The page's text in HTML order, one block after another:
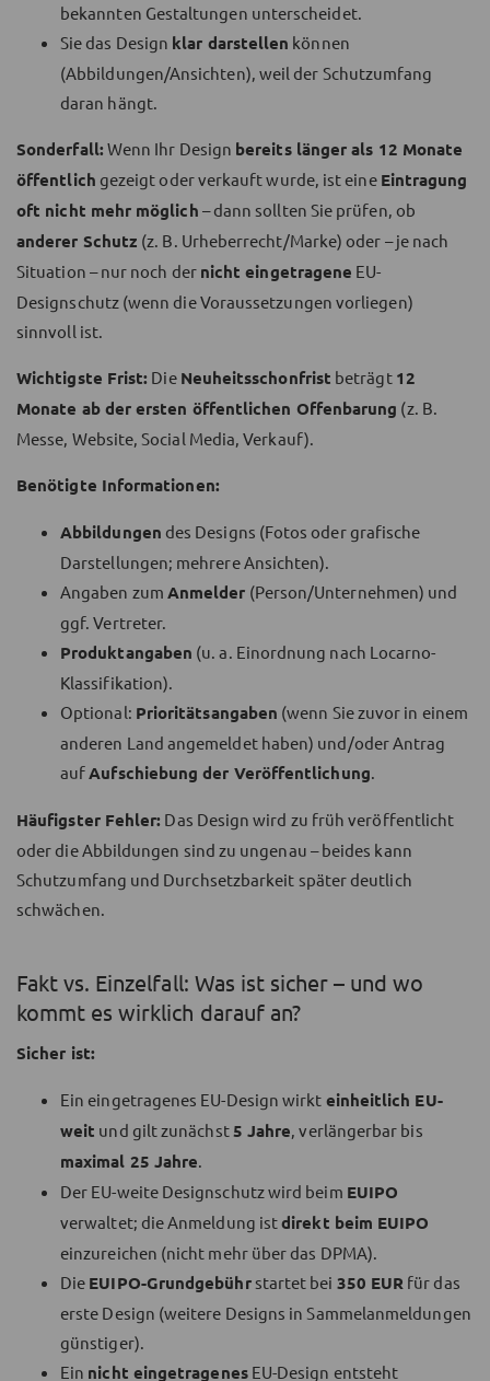
bekannten Gestaltungen unterscheidet.
Sie das Design klar darstellen können
(Abbildungen/Ansichten), weil der Schutzumfang
daran hängt.
Sonderfall: Wenn Ihr Design bereits länger als 12 Monate
öffentlich gezeigt oder verkauft wurde, ist eine Eintragung
oft nicht mehr möglich – dann sollten Sie prüfen, ob
anderer Schutz (z. B. Urheberrecht/Marke) oder – je nach
Situation – nur noch der nicht eingetragene EU-
Designschutz (wenn die Voraussetzungen vorliegen)
sinnvoll ist.
Wichtigste Frist: Die Neuheitsschonfrist beträgt 12
Monate ab der ersten öffentlichen Offenbarung (z. B.
Messe, Website, Social Media, Verkauf).
Benötigte Informationen:
Abbildungen des Designs (Fotos oder grafische
Darstellungen; mehrere Ansichten).
Angaben zum Anmelder (Person/Unternehmen) und
ggf. Vertreter.
Produktangaben (u. a. Einordnung nach Locarno-
Klassifikation).
Optional: Prioritätsangaben (wenn Sie zuvor in einem
anderen Land angemeldet haben) und/oder Antrag
aufAufschiebung der Veröffentlichung
Häufigster Fehler: Das Design wird zu früh veröffentlicht
oder die Abbildungen sind zu ungenau – beides kann
Schutzumfang und Durchsetzbarkeit später deutlich
schwächen.
Fakt vs. Einzelfall: Was ist sicher – und wo
kommt es wirklich darauf an?
Sicher ist:
Ein eingetragenes EU-Design wirkt einheitlich EU-
weit und gilt zunächst5 Jahre , verlängerbar bis
maximal 25 Jahre
Der EU-weite Designschutz wird beim EUIPO
verwaltet; die Anmeldung istdirekt beim EUIPO
einzureichen (nicht mehr über das DPMA).
Die EUIPO-Grundgebührstartet bei 350 EUR für das
erste Design (weitere Designs in Sammelanmeldungen
günstiger).
Ein nicht eingetragenesEU-Design entsteht